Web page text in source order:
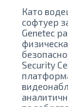
Като
софтуер
Genetec
Security